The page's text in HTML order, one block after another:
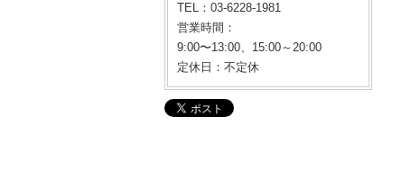
TEL：03-6228-1981
営業時間：
9:00〜13:00、15:00～20:00
定休日：不定休